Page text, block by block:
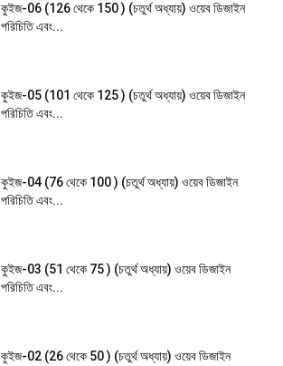
কুইজ-06 (126 থেকে 150 ) (চতুর্থ অধ্যায়) ওয়েব ডিজাইন
পরিচিতি এবং...
কুইজ-05 (101 থেকে 125 ) (চতুর্থ অধ্যায়) ওয়েব ডিজাইন
পরিচিতি এবং...
কুইজ-04 (76 থেকে 100 ) (চতুর্থ অধ্যায়) ওয়েব ডিজাইন
পরিচিতি এবং...
কুইজ-03 (51 থেকে 75 ) (চতুর্থ অধ্যায়) ওয়েব ডিজাইন
পরিচিতি এবং...
কুইজ-02 (26 থেকে 50 ) (চতুর্থ অধ্যায়) ওয়েব ডিজাইন